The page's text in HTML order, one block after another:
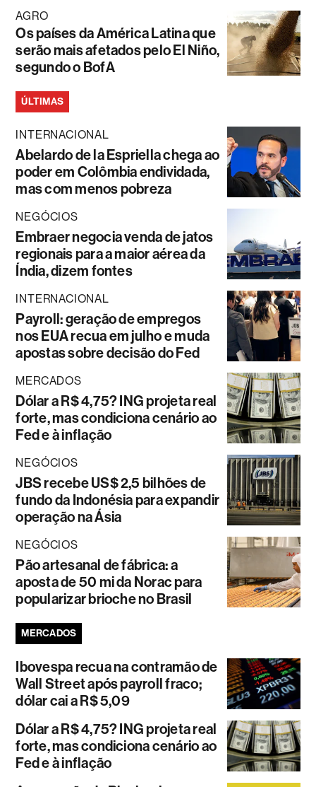
AGRO
Os países da América Latina que
serão mais afetados pelo El Niño,
segundo o BofA
ÚLTIMAS
INTERNACIONAL
Abelardo de la Espriella chega ao
poder em Colômbia endividada,
mas com menos pobreza
NEGÓCIOS
Embraer negocia venda de jatos
regionais para a maior aérea da
Índia, dizem fontes
INTERNACIONAL
Payroll: geração de empregos
nos EUA recua em julho e muda
apostas sobre decisão do Fed
MERCADOS
Dólar a R$ 4,75? ING projeta real
forte, mas condiciona cenário ao
Fed e à inflação
NEGÓCIOS
JBS recebe US$ 2,5 bilhões de
fundo da Indonésia para expandir
operação na Ásia
NEGÓCIOS
Pão artesanal de fábrica: a
aposta de 50 mi da Norac para
popularizar brioche no Brasil
MERCADOS
Ibovespa recua na contramão de
Wall Street após payroll fraco;
dólar cai a R$ 5,09
Dólar a R$ 4,75? ING projeta real
forte, mas condiciona cenário ao
Fed e à inflação